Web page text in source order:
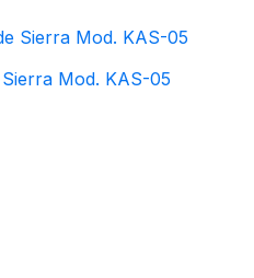
Mod. KAS-05